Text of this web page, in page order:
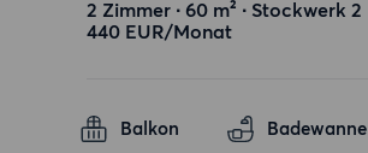
2 Zimmer ∙ 60 m² ∙ Stockwerk 2
440 EUR/Monat
Balkon Badewanne